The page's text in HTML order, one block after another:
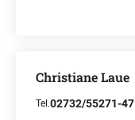
Christiane Laue
Tel.02732/55271-47